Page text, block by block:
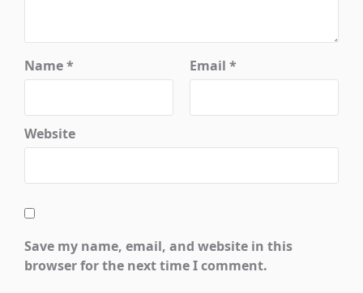
Name* Email *
Website
Save my name, email, and website in this
browser for the next time I comment.